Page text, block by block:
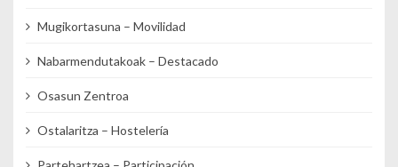
Mugikortasuna – Movilidad
Nabarmendutakoak – Destacado
Osasun Zentroa
Ostalaritza – Hostelería